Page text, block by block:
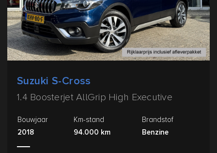
Suzuki S-Cross
1.4 Boosterjet AllGrip High Executive
Bouwjaar
2018
Km-stand
94.000 km
Brandstof
Benzine